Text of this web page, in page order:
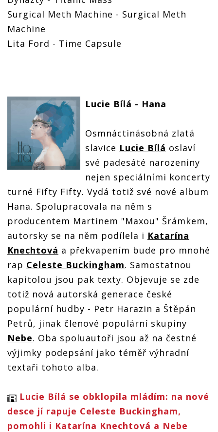
Surgical Meth Machine - Surgical Meth
Machine
Lita Ford - Time Capsule
Lucie Bílá - Hana
Osmnáctinásobná zlatá
slavice Lucie Bílá oslaví
své padesáté narozeniny
nejen speciálními koncerty
turné Fifty Fifty. Vydá totiž své nové album
Hana. Spolupracovala na něm s
producentem Martinem "Maxou" Šrámkem,
autorsky se na něm podílela i Katarína
Knechtová a překvapením bude pro mnohé
rap Celeste Buckingham. Samostatnou
kapitolou jsou pak texty. Objevuje se zde
totiž nová autorská generace české
populární hudby - Petr Harazin a Štěpán
Petrů, jinak členové populární skupiny
Nebe. Oba spoluautoři jsou až na čestné
výjimky podepsání jako téměř výhradní
textaři tohoto alba.
Lucie Bílá se obklopila mládím: na nové
desce jí rapuje Celeste Buckingham,
pomohli i Katarína Knechtová a Nebe